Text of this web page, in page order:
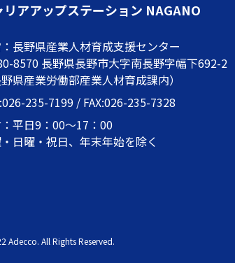
リアアップステーション NAGANO
長野県産業人材育成支援センター
8570 長野県長野市大字南長野字幅下692-2
野県産業労働部産業人材育成課内）
235-7199 / FAX:026-235-7328
平日9：00～17：00
日曜・祝日、年末年始を除く
Adecco. All Rights Reserved.